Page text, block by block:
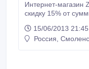
Интернет-магазин
скидку 15% от суммы заказа,
383640913937
вами и оптовыми
15/06/2013 21:45
Россия,